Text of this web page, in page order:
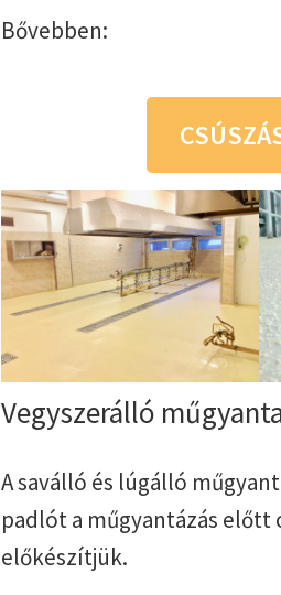
Bővebben:
Vegyszerálló
A saválló és lúgálló
padlót a műgyantázás előtt
előkészítjük.